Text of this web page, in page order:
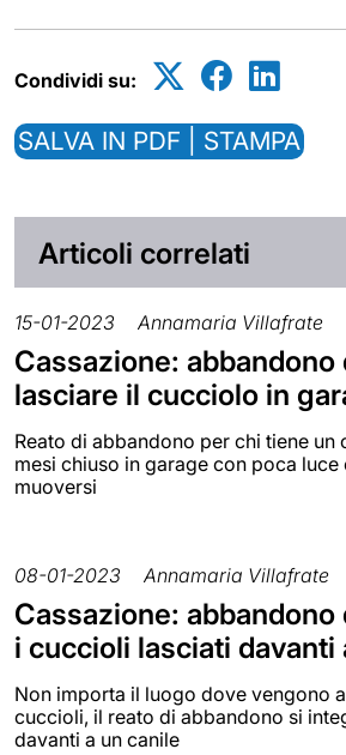
Condividi su:
SALVA IN PDF | STAMPA
Articoli correlati
15-01-2023 Annamaria Villafrate
Cassazione: abbandono
lasciare il cucciolo in
Reato di abbandono per chi tiene
mesi chiuso in garage con poca
muoversi
08-01-2023 Annamaria Villafrate
Cassazione: abbandono
i cuccioli lasciati davanti
Non importa il luogo dove vengono
cuccioli, il reato di abbandono si
davanti a un canile